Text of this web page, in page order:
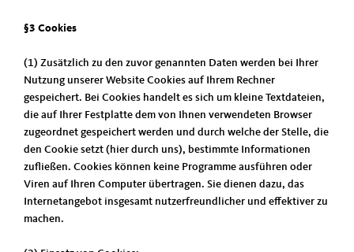
§3 Cookies
(1) Zusätzlich zu den zuvor genannten Daten werden bei Ihrer
Nutzung unserer Website Cookies auf Ihrem Rechner
gespeichert. Bei Cookies handelt es sich um kleine Textdateien,
die auf Ihrer Festplatte dem von Ihnen verwendeten Browser
zugeordnet gespeichert werden und durch welche der Stelle, die
den Cookie setzt (hier durch uns), bestimmte Informationen
zufließen. Cookies können keine Programme ausführen oder
Viren auf Ihren Computer übertragen. Sie dienen dazu, das
Internetangebot insgesamt nutzerfreundlicher und effektiver zu
machen.